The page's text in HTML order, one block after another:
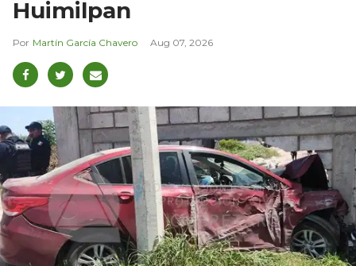
Huimilpan
Martín García Chavero Aug 07, 2026